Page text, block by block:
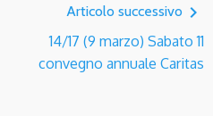
Articolo successivo navigate_next
14/17 (9 marzo) Sabato 11
convegno annuale Caritas